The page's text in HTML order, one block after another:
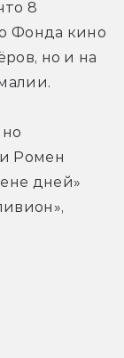
8
Фонда кино
но и на
Ромен
дней»